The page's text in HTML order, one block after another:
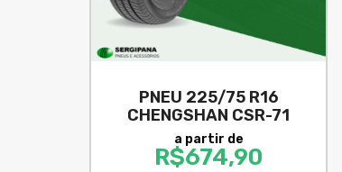
PNEU 225/75 R16
CHENGSHAN CSR-71
a partir de
R$674,90